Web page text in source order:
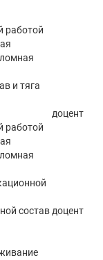
работой
и тяга
работой
доцент
состав доцент